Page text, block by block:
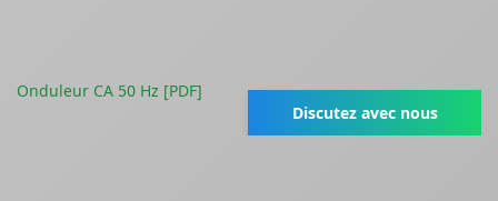
Onduleur CA 50 Hz [PDF]
Discutez avec nous